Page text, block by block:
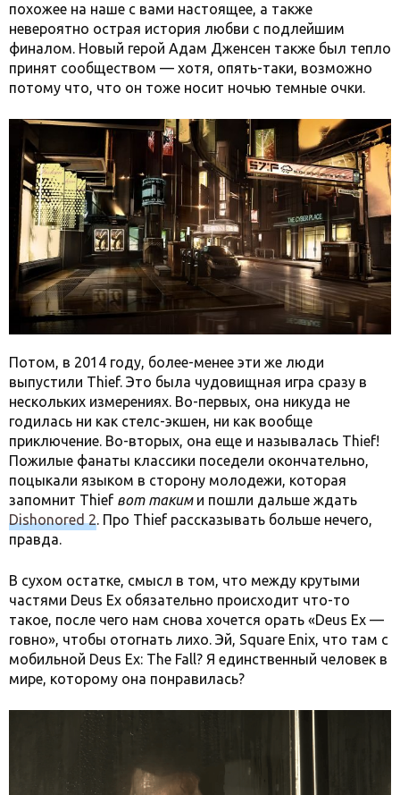
похожее на наше с вами настоящее, а также
невероятно острая история любви с подлейшим
финалом. Новый герой Адам Дженсен также был тепло
принят сообществом — хотя, опять-таки, возможно
потому что, что он тоже носит ночью темные очки.
Потом, в 2014 году, более-менее эти же люди
выпустили Thief. Это была чудовищная игра сразу в
нескольких измерениях. Во-первых, она никуда не
годилась ни как стелс-экшен, ни как вообще
приключение. Во-вторых, она еще и называлась Thief!
Пожилые фанаты классики поседели окончательно,
поцыкали языком в сторону молодежи, которая
запомнит Thief вот таким и пошли дальше ждать
Dishonored 2. Про Thief рассказывать больше нечего,
правда.
В сухом остатке, смысл в том, что между крутыми
частями Deus Ex обязательно происходит что-то
такое, после чего нам снова хочется орать «Deus Ex —
говно», чтобы отогнать лихо. Эй, Square Enix, что там с
мобильной Deus Ex: The Fall? Я единственный человек в
мире, которому она понравилась?